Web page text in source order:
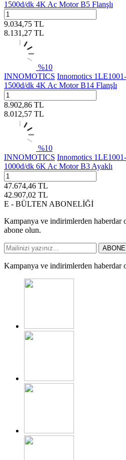
1500d/dk 4K Ac Motor B5 Flanşlı
9.034,75 TL
8.131,27 TL
%10
INNOMOTICS Innomotics
1500d/dk 4K Ac Motor B14 Flanşlı
8.902,86 TL
8.012,57 TL
%10
INNOMOTICS Innomotics
1000d/dk 6K Ac Motor B3 Ayaklı
47.674,46 TL
42.907,02 TL
E - BÜLTEN ABONELİĞİ
Kampanya ve indirimlerden haberdar
abone olun.
ABONE
Kampanya ve indirimlerden